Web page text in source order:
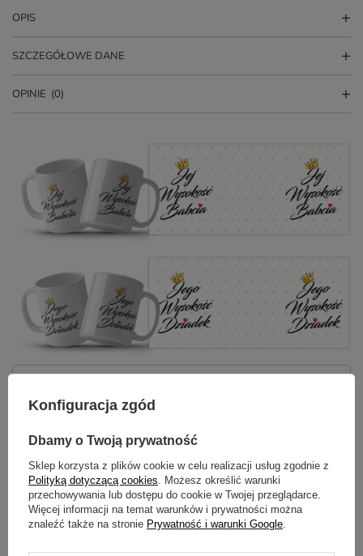
OPIS
SZCZEGÓŁOWE DANE
OPINIE (0)
Zadaj pytanie a my odpowiemy
niezwłocznie, najciekawsze pytania i
NAJCZĘŚCIEJ KUPOWANE Z
TYM TOWAREM
Konfiguracja zgód
Dbamy o Twoją prywatność
Sklep korzysta z plików cookie w celu realizacji usług zgodnie z
Polityką dotyczącą cookies. Możesz określić warunki
przechowywania lub dostępu do cookie w Twojej przeglądarce.
Więcej informacji na temat warunków i prywatności można
znaleźć także na stronie Prywatność i warunki Google.